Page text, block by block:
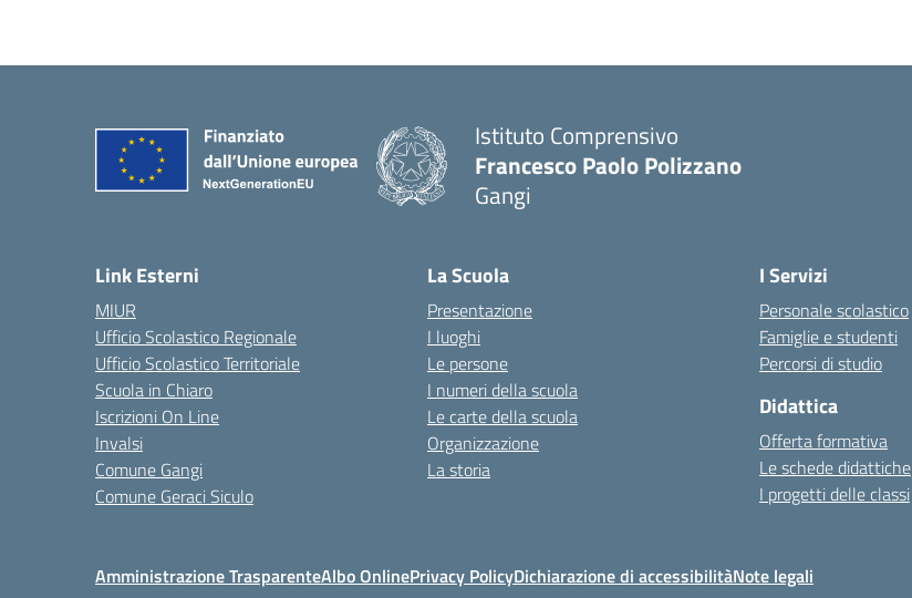
Istituto Comprensivo
Francesco Paolo Polizzano
Gangi
Link Esterni
MIUR
Ufficio Scolastico Regionale
Ufficio Scolastico Territoriale
Scuola in Chiaro
Iscrizioni On Line
Invalsi
Comune Gangi
Comune Geraci Siculo
La Scuola
Presentazione
I luoghi
Le persone
I numeri della scuola
Le carte della scuola
Organizzazione
La storia
I Servizi
Personale scolastico
Famiglie e studenti
Percorsi di studio
Didattica
Offerta formativa
Le schede didattiche
I progetti delle classi
Amministrazione TrasparenteAlbo OnlinePrivacy PolicyDichiarazione di accessibilitàNote legali